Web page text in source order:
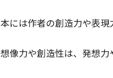
本には作者の創造力や表現
想像力や創造性は、発想力